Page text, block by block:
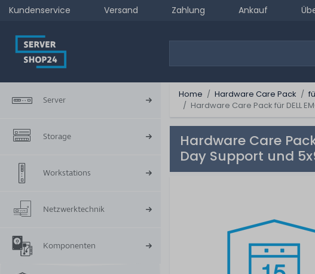
Kundenservice Versand Zahlung Ankauf
Server
Storage
Workstations
Netzwerktechnik
Komponenten
Home Hardware Care Pack
Hardware Care Pack für DELL
Hardware Care
Day Support und